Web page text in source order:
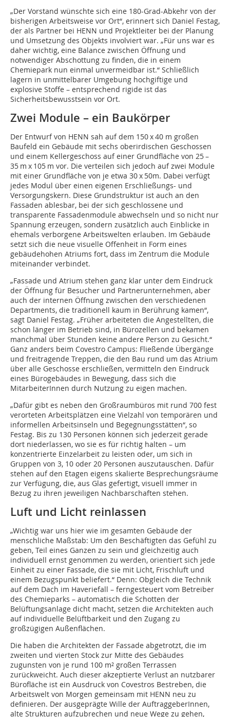
„Der Vorstand wünschte sich eine 180-Grad-Abkehr von der
bisherigen Arbeitsweise vor Ort“, erinnert sich Daniel Festag,
der als Partner bei HENN und Projektleiter bei der Planung
und Umsetzung des Objekts involviert war. „Für uns war es
daher wichtig, eine Balance zwischen Öffnung und
notwendiger Abschottung zu finden, die in einem
Chemiepark nun einmal unvermeidbar ist.“ Schließlich
lagern in unmittelbarer Umgebung hochgiftige und
explosive Stoffe – entsprechend rigide ist das
Sicherheitsbewusstsein vor Ort.
Zwei Module – ein Baukörper
Der Entwurf von HENN sah auf dem 150 x 40 m großen
Baufeld ein Gebäude mit sechs oberirdischen Geschossen
und einem Kellergeschoss auf einer Grundfläche von 25 –
35 m x 105 m vor. Die verteilen sich jedoch auf zwei Module
mit einer Grundfläche von je etwa 30 x 50m. Dabei verfügt
jedes Modul über einen eigenen Erschließungs- und
Versorgungskern. Diese Grundstruktur ist auch an den
Fassaden ablesbar, bei der sich geschlossene und
transparente Fassadenmodule abwechseln und so nicht nur
Spannung erzeugen, sondern zusätzlich auch Einblicke in
ehemals verborgene Arbeitswelten erlauben. Im Gebäude
setzt sich die neue visuelle Offenheit in Form eines
gebäudehohen Atriums fort, dass im Zentrum die Module
miteinander verbindet.
„Fassade und Atrium stehen ganz klar unter dem Eindruck
der Öffnung für Besucher und Partnerunternehmen, aber
auch der internen Öffnung zwischen den verschiedenen
Departments, die tradi­tionell kaum in Berührung kamen“,
sagt Daniel Festag. „Früher arbeiteten die Angestellten, die
schon länger im Betrieb sind, in Bürozellen und bekamen
manchmal über Stunden keine andere Person zu Gesicht.“
Ganz anders beim Covestro Campus: Fließende Übergänge
und freitragende Treppen, die den Bau rund um das Atrium
über alle Geschosse erschließen, vermitteln den Eindruck
eines Bürogebäudes in Bewegung, dass sich die
MitarbeiterInnen durch Nutzung zu eigen machen.
„Dafür gibt es neben den Großraumbüros mit rund 700 fest
verorteten Arbeitsplätzen eine Vielzahl von temporären und
informellen Arbeitsinseln und Begegnungsstätten“, so
Festag. Bis zu 130 Personen können sich jederzeit gerade
dort niederlassen, wo sie es für richtig halten – um
konzentrierte Einzelarbeit zu leisten oder, um sich in
Gruppen von 3, 10 oder 20 Personen auszutauschen. Dafür
stehen auf den Etagen eigens skalierte Besprechungsräume
zur Verfügung, die, aus Glas gefertigt, visuell immer in
Bezug zu ihren jeweiligen Nachbarschaften stehen.
Luft und Licht reinlassen
„Wichtig war uns hier wie im gesamten Gebäude der
menschliche Maßstab: Um den Beschäftigten das Gefühl zu
geben, Teil eines Ganzen zu sein und gleichzeitig auch
individuell ernst genommen zu werden, orientiert sich jede
Einheit zu einer Fassade, die sie mit Licht, Frischluft und
einem Bezugspunkt beliefert.“ Denn: Obgleich die Technik
auf dem Dach im Haveriefall – ferngesteuert vom Betreiber
des Chemieparks – automatisch die Schotten der
Belüftungsanlage dicht macht, setzen die Architekten auch
auf individuelle Belüftbarkeit und den Zugang zu
großzügigen Außenflächen.
Die haben die Architekten der Fassade abgetrotzt, die im
zweiten und vierten Stock zur Mitte des Gebäudes
zugunsten von je rund 100 m² großen Terrassen
zurückweicht. Auch dieser akzeptierte Verlust an nutzbarer
Bürofläche ist ein Ausdruck von Covestros Bestreben, die
Arbeitswelt von Morgen gemeinsam mit HENN neu zu
definieren. Der ausgeprägte Wille der AuftraggeberInnen,
alte Strukturen aufzubrechen und neue Wege zu gehen,